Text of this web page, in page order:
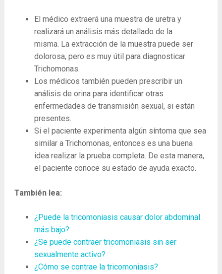
El médico extraerá una muestra de uretra y
realizará un análisis más detallado de la
misma. La extracción de la muestra puede ser
dolorosa, pero es muy útil para diagnosticar
Trichomonas.
Los médicos también pueden prescribir un
análisis de orina para identificar otras
enfermedades de transmisión sexual, si están
presentes.
Si el paciente experimenta algún síntoma que sea
similar a Trichomonas, entonces es una buena
idea realizar la prueba completa. De esta manera,
el paciente conoce su estado de ayuda exacto.
También lea:
¿Puede la tricomoniasis causar dolor abdominal
más bajo?
¿Se puede contraer tricomoniasis sin ser
sexualmente activo?
¿Cómo se contrae la tricomoniasis?